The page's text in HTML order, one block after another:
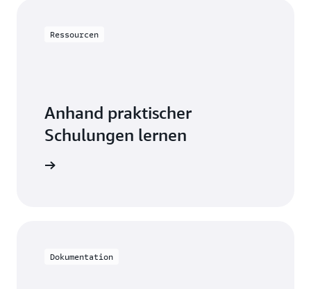
Ressourcen
Anhand praktischer
Schulungen lernen
Dokumentation